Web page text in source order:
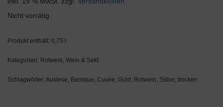
Nicht vorrätig
Produkt enthält: 0,75
Kategorien: Rotwein, Wein & Sekt
Schlagwörter: Auslese, Barrique, Cuvée, Gold , Rotwein, Silber, trocken